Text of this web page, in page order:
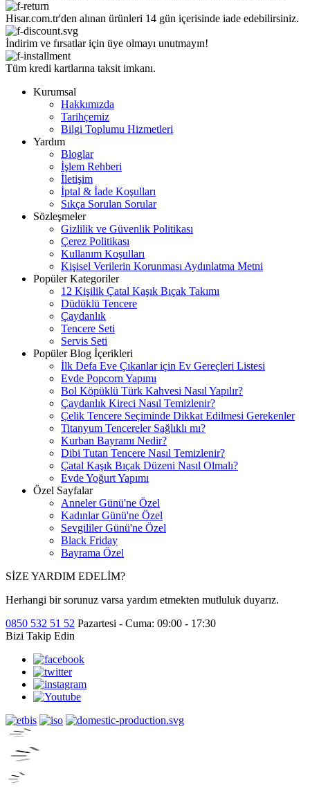
Hisar.com.tr'den alınan ürünleri 14 gün içerisinde iade edebilirsiniz.
İndirim ve fırsatlar için üye olmayı unutmayın!
Tüm kredi kartlarına taksit imkanı.
Kurumsal
Hakkımızda
Tarihçemiz
Bilgi Toplumu Hizmetleri
Yardım
Bloglar
İşlem Rehberi
İletişim
İptal & İade Koşulları
Sıkça Sorulan Sorular
Sözleşmeler
Gizlilik ve Güvenlik Politikası
Çerez Politikası
Kullanım Koşulları
Kişisel Verilerin Korunması Aydınlatma Metni
Popüler Kategoriler
12 Kişilik Çatal Kaşık Bıçak Takımı
Düdüklü Tencere
Çaydanlık
Tencere Seti
Servis Seti
Popüler Blog İçerikleri
İlk Defa Eve Çıkanlar için Ev Gereçleri Listesi
Evde Popcorn Yapımı
Bol Köpüklü Türk Kahvesi Nasıl Yapılır?
Çaydanlık Kireci Nasıl Temizlenir?
Çelik Tencere Seçiminde Dikkat Edilmesi Gerekenler
Titanyum Tencereler Sağlıklı mı?
Kurban Bayramı Nedir?
Dibi Tutan Tencere Nasıl Temizlenir?
Çatal Kaşık Bıçak Düzeni Nasıl Olmalı?
Evde Yoğurt Yapımı
Özel Sayfalar
Anneler Günü'ne Özel
Kadınlar Günü'ne Özel
Sevgililer Günü'ne Özel
Black Friday
Bayrama Özel
SİZE YARDIM EDELİM?
Herhangi bir sorunuz varsa yardım etmekten mutluluk duyarız.
0850 532 51 52 Pazartesi - Cuma: 09:00 - 17:30
Bizi Takip Edin